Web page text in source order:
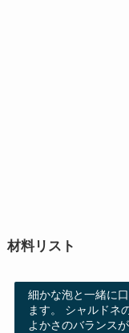
材料リスト
細かな泡と一緒に
ます。 シャルドネ
よかさのバランス